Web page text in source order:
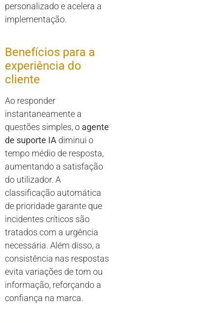
personalizado e acelera a
implementação.
Benefícios para a
experiência do
cliente
Ao responder
instantaneamente a
questões simples, o agente
de suporte IA diminui o
tempo médio de resposta,
aumentando a satisfação
do utilizador. A
classificação automática
de prioridade garante que
incidentes críticos são
tratados com a urgência
necessária. Além disso, a
consistência nas respostas
evita variações de tom ou
informação, reforçando a
confiança na marca.